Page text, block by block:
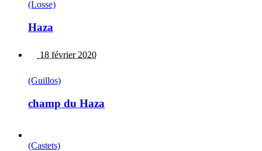
(Losse)
Haza
18 février 2020
(Guillos)
champ du Haza
(Castets)